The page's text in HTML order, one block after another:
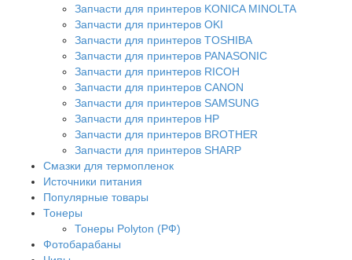
Запчасти для принтеров KONICA MINOLTA
Запчасти для принтеров OKI
Запчасти для принтеров TOSHIBA
Запчасти для принтеров PANASONIC
Запчасти для принтеров RICOH
Запчасти для принтеров CANON
Запчасти для принтеров SAMSUNG
Запчасти для принтеров HP
Запчасти для принтеров BROTHER
Запчасти для принтеров SHARP
Смазки для термопленок
Источники питания
Популярные товары
Тонеры
Тонеры Polyton (РФ)
Фотобарабаны